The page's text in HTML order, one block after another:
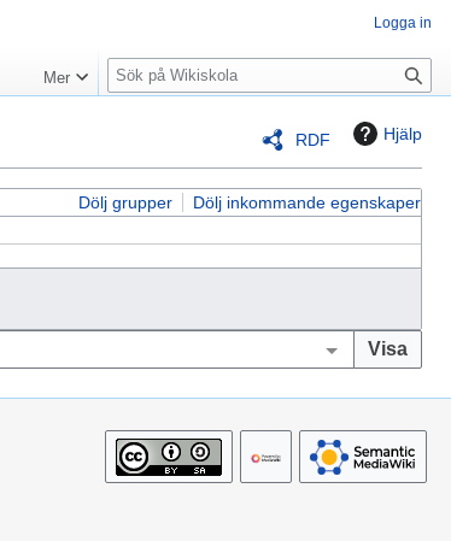
RDF Hjälp
Dölj grupper
Dölj inkommande egenskaper
Logga in
Mer
S
ö